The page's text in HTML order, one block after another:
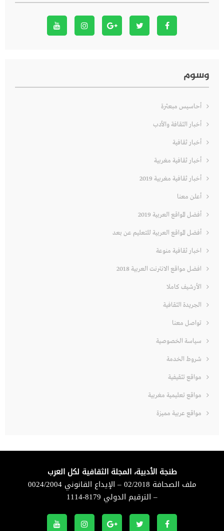
وسوم
أحاسيس مبعثرة
أخبار الثقافة والأدب
أخبار ثقافية
أخبار ثقافية مغربية
أخبار ثقافية مغربية 2019
أعلن معنا
أفضل المواقع العربية 2019
أفضل المواقع العربية للتعليم عن بعد
اخبار ثقافية منوعة
افضل مواقع الانترنت العربية 2018
الأرشيف كاملا
الجريدة الثقافية
تواصل معنا
سياسة الخصوصية
شروط الخدمة
مواقع تثقيفية
مواقع تعليمية مغربية
مواقع عربية مميزة
طنجة الأدبية، المجلة الثقافية لكل العرب
ملف الصحافة 02/2018 – الإيداع القانوني 0024/2004
– الترقيم الدولي 8179-1114